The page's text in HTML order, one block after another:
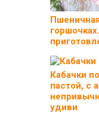
Кабачки
пастой, с
удиви